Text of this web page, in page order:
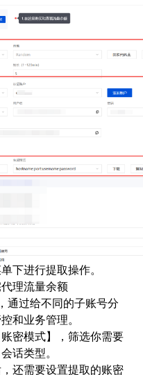
下进行提取操作。
理流量余额
通过给不同的子账号分
和业务管理。
密模式】，筛选你需要
话类型。
还需要设置提取的账密